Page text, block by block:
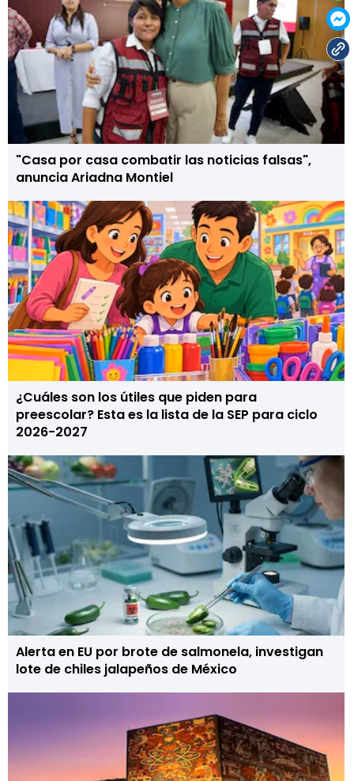
"Casa por casa combatir las noticias falsas",
anuncia Ariadna Montiel
¿Cuáles son los útiles que piden para
preescolar? Esta es la lista de la SEP para ciclo
2026-2027
Alerta en EU por brote de salmonela, investigan
lote de chiles jalapeños de México